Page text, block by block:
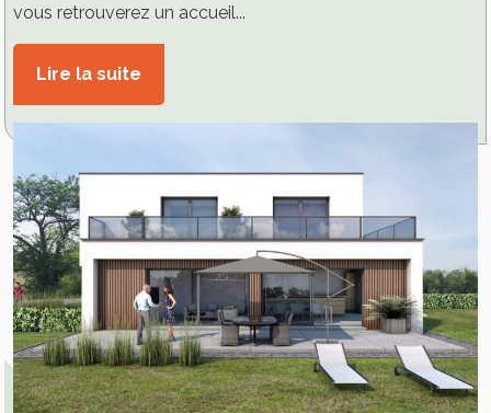
vous retrouverez un accueil...
Lire la suite